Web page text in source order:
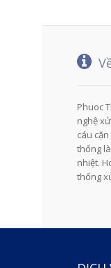
Phuoc
nghệ
cáu
thống
nhiệt.
thống